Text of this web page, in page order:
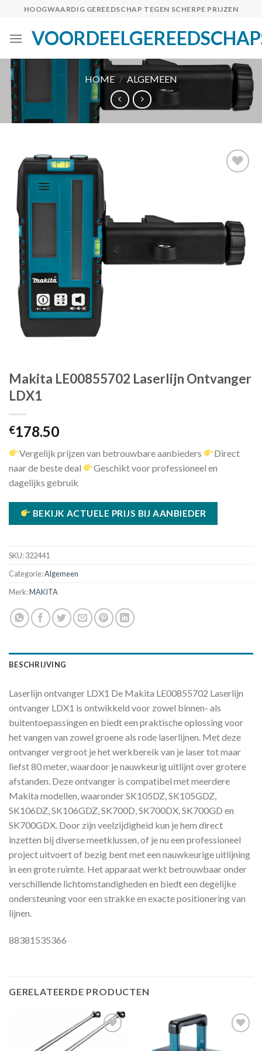
content
HOOGWAARDIG GEREEDSCHAP TEGEN SCHERPE PRIJZEN
HOME / ALGEMEEN
verlanglijst
Makita LE00855702 Laserlijn Ontvanger
LDX1
€178.50
Vergelijk prijzen van betrouwbare aanbieders
Direct
naar de beste deal
Geschikt voor professioneel en
dagelijks gebruik
BEKIJK ACTUELE PRIJS BIJ AANBIEDER
SKU:322441
Categorie:Algemeen
Merk:MAKITA
BESCHRIJVING
Laserlijn ontvanger LDX1 De Makita LE00855702 Laserlijn
ontvanger LDX1 is ontwikkeld voor zowel binnen- als
buitentoepassingen en biedt een praktische oplossing voor
het vangen van zowel groene als rode laserlijnen. Met deze
ontvanger vergroot je het werkbereik van je laser tot maar
liefst 80 meter, waardoor je nauwkeurig uitlijnt over grotere
afstanden. Deze ontvanger is compatibel met meerdere
Makita modellen, waaronder SK105DZ, SK105GDZ,
SK106DZ, SK106GDZ, SK700D, SK700DX, SK700GD en
SK700GDX. Door zijn veelzijdigheid kun je hem direct
inzetten bij diverse meetklussen, of je nu een professioneel
project uitvoert of bezig bent met een nauwkeurige uitlijning
in een grote ruimte. Het apparaat werkt betrouwbaar onder
verschillende lichtomstandigheden en biedt een degelijke
ondersteuning voor een strakke en exacte positionering van
lijnen.
88381535366
GERELATEERDE PRODUCTEN